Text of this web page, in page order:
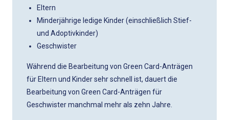
Eltern
Minderjährige ledige Kinder (einschließlich Stief-
und Adoptivkinder)
Geschwister
Während die Bearbeitung von Green Card-Anträgen
für Eltern und Kinder sehr schnell ist, dauert die
Bearbeitung von Green Card-Anträgen für
Geschwister manchmal mehr als zehn Jahre.